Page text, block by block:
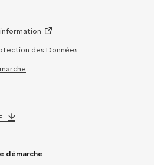
des Données
démarche